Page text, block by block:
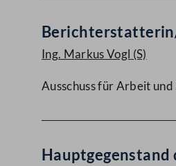
Ing. Markus Vogl (S)
Ausschuss für Arbeit und
Hauptgegenstand